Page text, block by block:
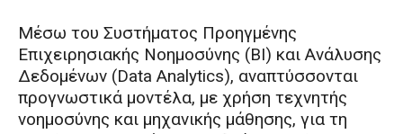
Μέσω του Συστήματος Προηγμένης
Επιχειρησιακής Νοημοσύνης (ΒΙ) και Ανάλυσης
Δεδομένων (Data Analytics), αναπτύσσονται
προγνωστικά μοντέλα, με χρήση τεχνητής
νοημοσύνης και μηχανικής μάθησης, για τη